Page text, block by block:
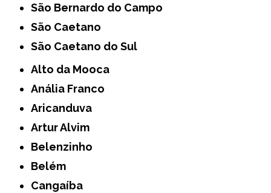
São Bernardo do Campo
São Caetano
São Caetano do Sul
Alto da Mooca
Anália Franco
Aricanduva
Artur Alvim
Belenzinho
Belém
Cangaíba